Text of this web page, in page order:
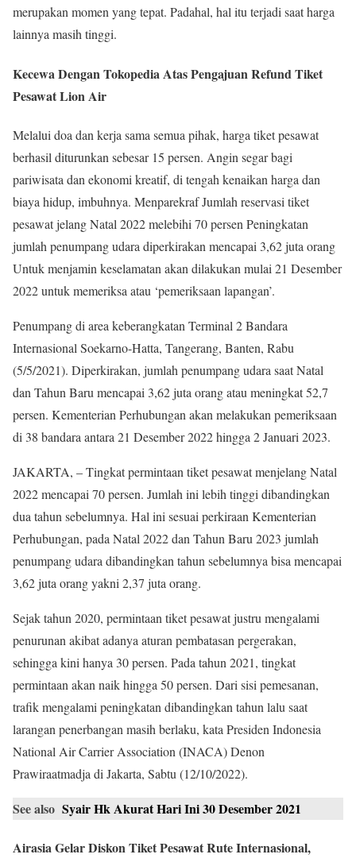
merupakan momen yang tepat. Padahal, hal itu terjadi saat harga
lainnya masih tinggi.
Kecewa Dengan Tokopedia Atas Pengajuan Refund Tiket
Pesawat Lion Air
Melalui doa dan kerja sama semua pihak, harga tiket pesawat
berhasil diturunkan sebesar 15 persen. Angin segar bagi
pariwisata dan ekonomi kreatif, di tengah kenaikan harga dan
biaya hidup, imbuhnya. Menparekraf Jumlah reservasi tiket
pesawat jelang Natal 2022 melebihi 70 persen Peningkatan
jumlah penumpang udara diperkirakan mencapai 3,62 juta orang
Untuk menjamin keselamatan akan dilakukan mulai 21 Desember
2022 untuk memeriksa atau ‘pemeriksaan lapangan’.
Penumpang di area keberangkatan Terminal 2 Bandara
Internasional Soekarno-Hatta, Tangerang, Banten, Rabu
(5/5/2021). Diperkirakan, jumlah penumpang udara saat Natal
dan Tahun Baru mencapai 3,62 juta orang atau meningkat 52,7
persen. Kementerian Perhubungan akan melakukan pemeriksaan
di 38 bandara antara 21 Desember 2022 hingga 2 Januari 2023.
JAKARTA, – Tingkat permintaan tiket pesawat menjelang Natal
2022 mencapai 70 persen. Jumlah ini lebih tinggi dibandingkan
dua tahun sebelumnya. Hal ini sesuai perkiraan Kementerian
Perhubungan, pada Natal 2022 dan Tahun Baru 2023 jumlah
penumpang udara dibandingkan tahun sebelumnya bisa mencapai
3,62 juta orang yakni 2,37 juta orang.
Sejak tahun 2020, permintaan tiket pesawat justru mengalami
penurunan akibat adanya aturan pembatasan pergerakan,
sehingga kini hanya 30 persen. Pada tahun 2021, tingkat
permintaan akan naik hingga 50 persen. Dari sisi pemesanan,
trafik mengalami peningkatan dibandingkan tahun lalu saat
larangan penerbangan masih berlaku, kata Presiden Indonesia
National Air Carrier Association (INACA) Denon
Prawiraatmadja di Jakarta, Sabtu (12/10/2022).
See also Syair Hk Akurat Hari Ini 30 Desember 2021
Airasia Gelar Diskon Tiket Pesawat Rute Internasional,